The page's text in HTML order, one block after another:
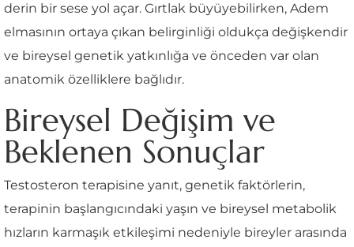
derin bir sese yol açar. Gırtlak büyüyebilirken, Adem
elmasının ortaya çıkan belirginliği oldukça değişkendir
ve bireysel genetik yatkınlığa ve önceden var olan
anatomik özelliklere bağlıdır.
Bireysel Değişim ve
Beklenen Sonuçlar
Testosteron terapisine yanıt, genetik faktörlerin,
terapinin başlangıcındaki yaşın ve bireysel metabolik
hızların karmaşık etkileşimi nedeniyle bireyler arasında